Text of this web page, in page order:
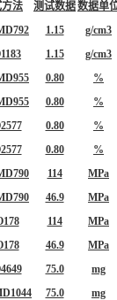
法 测试数据数据单
1.15
g/cm3
1.15
g/cm3
0.80
%
0.80 %
0.80
%
0.80 %
114
MPa
46.9
MPa
114
MPa
46.9 MPa
75.0
mg
75.0 mg